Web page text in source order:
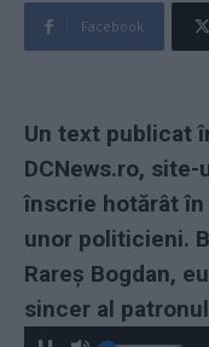
Facebook
Un text publicat
DCNews.ro,
înscrie hotărât în
unor politicieni.
Rareș Bogdan,
sincer al